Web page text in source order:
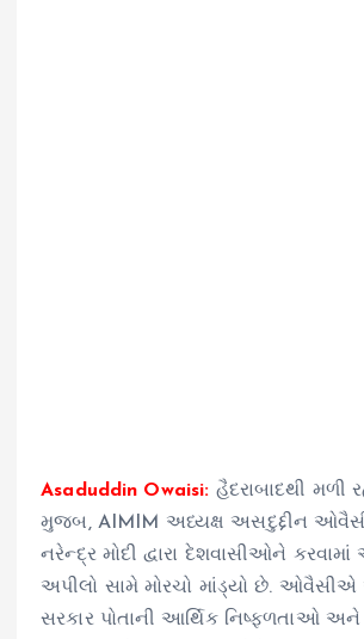
Asaduddin Owaisi: હૈદરાબાદથી મળી
મુજબ, AIMIM અધ્યક્ષ અસદુદ્દીન
નરેન્દ્ર મોદી દ્વારા દેશવાસીઓને
અપીલો સામે મોરચો માંડ્યો છે. ઓવૈસીએ
સરકાર પોતાની આર્થિક નિષ્ફળતાઓ